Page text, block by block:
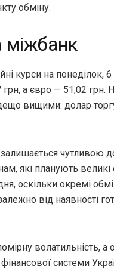
обміну.
міжбанк
курси на понеділок, 6
грн, а євро — 51,02 грн.
вищими: долар
чутливою
які планують великі
оскільки окремі
від наявності
волатильність, а
системи